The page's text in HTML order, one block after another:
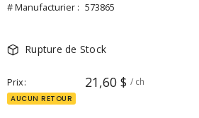
# Manufacturier : 573865
Rupture de Stock
Prix 21,60 $ / ch
AUCUN RETOUR